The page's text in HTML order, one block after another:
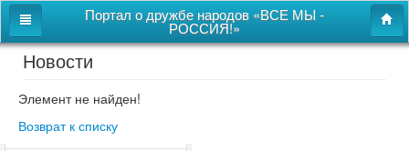
Портал о дружбе народов «ВСЕ МЫ -
РОССИЯ!»
Главная
Дом дружбы народов
Новости
Новости
Элемент не найден!
Возврат к списку